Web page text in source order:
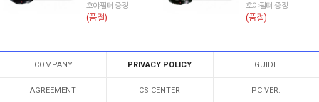
호야필터 증정
(품절)
호야필터 증정
(품절)
COMPANY PRIVACY POLICY GUIDE
AGREEMENT CS CENTER PC VER.